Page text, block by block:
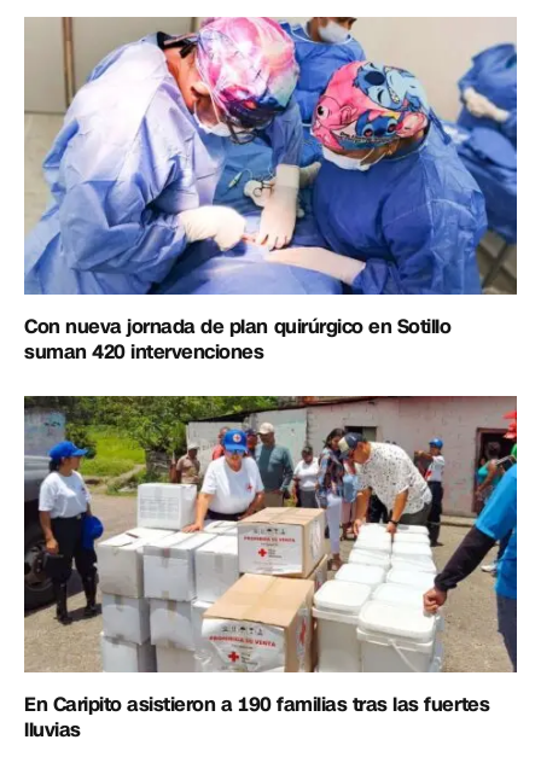
Con nueva jornada de plan quirúrgico en Sotillo
suman 420 intervenciones
En Caripito asistieron a 190 familias tras las fuertes
lluvias